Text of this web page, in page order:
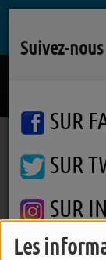
Les
Podcasts
STAV
Dans
Suivez-
SUR
SUR
SUR